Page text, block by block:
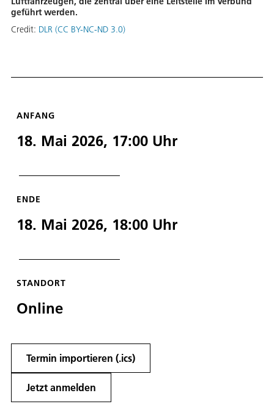
geführt werden.
Credit: DLR (CC BY-NC-ND 3.0)
ANFANG
18. Mai 2026, 17:00 Uhr
ENDE
18. Mai 2026, 18:00 Uhr
STANDORT
Online
Termin importieren (.ics)
Jetzt anmelden